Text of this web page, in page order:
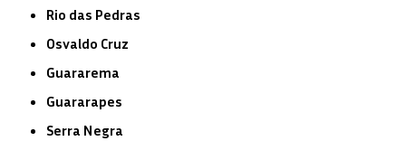
Rio das Pedras
Osvaldo Cruz
Guararema
Guararapes
Serra Negra